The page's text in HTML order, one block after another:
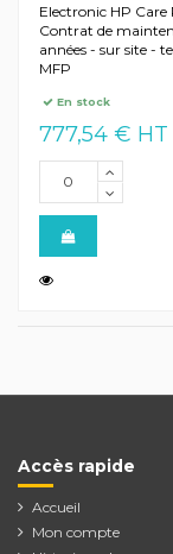
Electronic HP
Contrat de
années - sur site -
MFP
En stock
777,54 € HT
Accès rapide
Accueil
Mon compte